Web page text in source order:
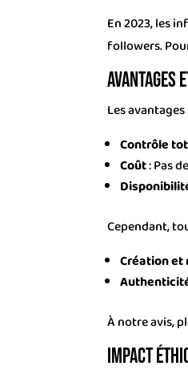
En 2023, les
followers.
Avantages
Les
Contrôle
Coût: Pas
Cependant,
Création
À notre avis,
Impact